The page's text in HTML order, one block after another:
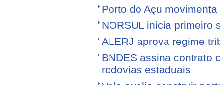
Porto do Açu
NORSUL inicia primeiro
ALERJ aprova regime
BNDES assina contrato
rodovias estaduais